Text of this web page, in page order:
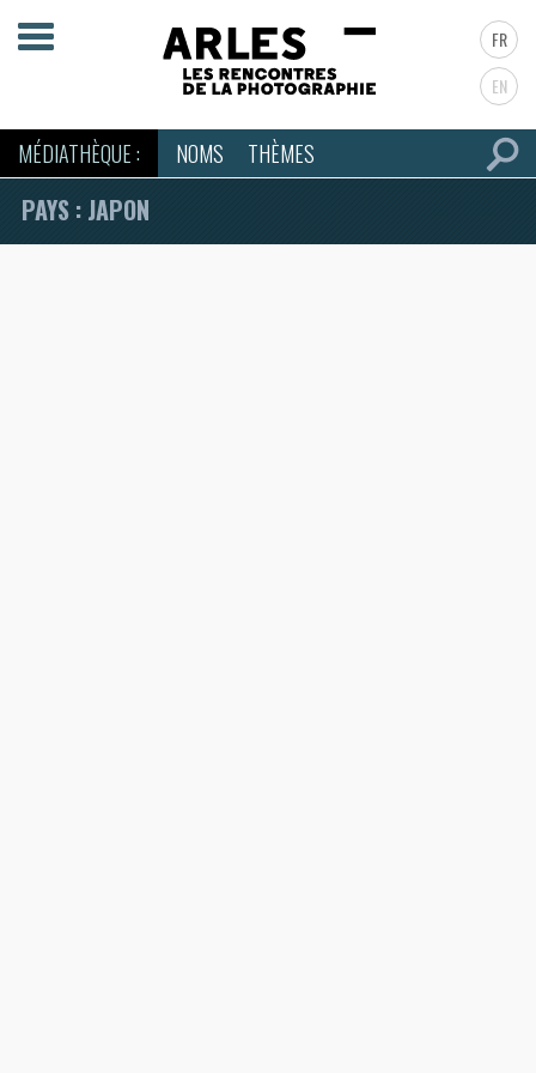
FR
EN
MÉDIATHÈQUE : NOMS THÈMES
PAYS : JAPON